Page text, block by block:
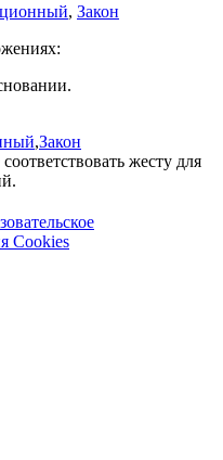
, Закон
,Закон
жесту для
Cookies